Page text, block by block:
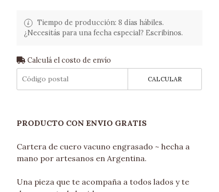
Tiempo de producción: 8 días hábiles.
¿Necesitás para una fecha especial? Escribinos.
Calculá el costo de envío
CALCULAR
PRODUCTO CON ENVIO GRATIS
Cartera de cuero vacuno engrasado ~ hecha a
mano por artesanos en Argentina.
Una pieza que te acompaña a todos lados y te